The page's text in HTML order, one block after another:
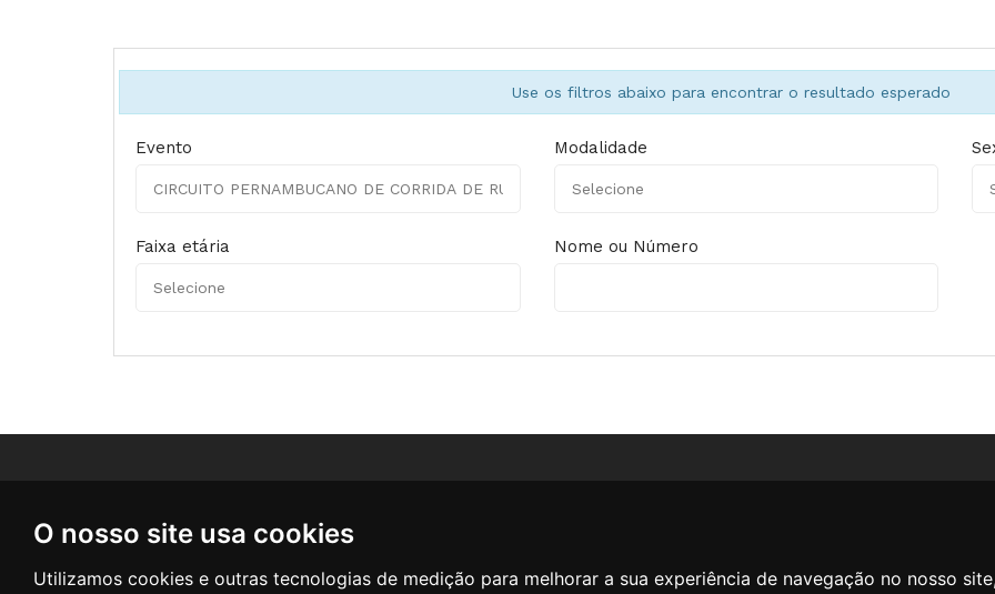
O nosso site usa cookies
Utilizamos cookies e outras tecnologias de medição para melhorar a sua experiência de navegação no nosso
Use os filtros abaixo para encontrar o resultado esperado
Evento Modalidade
Faixa etária Nome ou Número
Aquino, 280 - Sala 206 - CSPST
Política de privacidade